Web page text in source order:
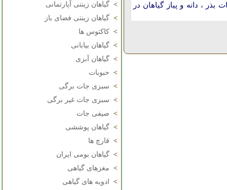
> گیاهان زینتی آپارتمانی
> گیاهان زینتی فضای باز
> کاکتوس ها
> گیاهان بیابانی
> گیاهان آبزی
> حبوبات
> سبزی جات برگی
> سبزی جات غیر برگی
> صیفی جات
> گیاهان پوششی
> قارچ ها
> گیاهان بومی ایران
> مغزهای گیاهی
>
ادویه های گیاهی
، دانه و پیاز گیاهان در